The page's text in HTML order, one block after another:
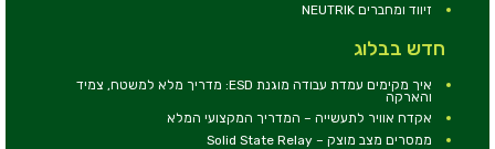
זיווד ומחברים NEUTRIK
חדש בבלוג
איך מקימים עמדת עבודה מוגנת ESD: מדריך מלא למשטח, צמיד
והארקה
אקדח אוויר לתעשייה – המדריך המקצועי המלא
ממסרים מצב מוצק – Solid State Relay